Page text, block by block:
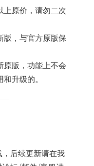
上原价，请勿二次
版，与官方原版保
原版，功能上不会
升级的。
后续更新请在我